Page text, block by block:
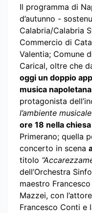
Il programma di
d’autunno -
Calabria/Calabria
Commercio di
Valentia; Comune
Carical, oltre che
oggi un doppio
musica napoletana
protagonista
l’ambiente
ore 18 nella chiesa
Primerano; quella
concerto in scena
titolo
dell’Orchestra
maestro
Mazzei, con
Francesco Conti e